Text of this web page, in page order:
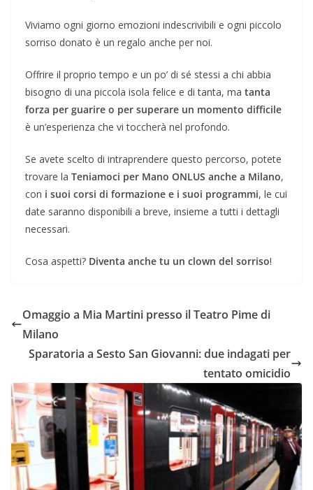
Viviamo ogni giorno emozioni indescrivibili e ogni piccolo
sorriso donato è un regalo anche per noi.
Offrire il proprio tempo e un po’ di sé stessi a chi abbia
bisogno di una piccola isola felice e di tanta, ma tanta
forza per guarire o per superare un momento difficile
è un’esperienza che vi toccherà nel profondo.
Se avete scelto di intraprendere questo percorso, potete
trovare la Teniamoci per Mano ONLUS anche a Milano,
con i suoi corsi di formazione e i suoi programmi, le cui
date saranno disponibili a breve, insieme a tutti i dettagli
necessari.
Cosa aspetti? Diventa anche tu un clown del sorriso!
Omaggio a Mia Martini presso il Teatro Pime di
Milano
Sparatoria a Sesto San Giovanni: due indagati per
tentato omicidio